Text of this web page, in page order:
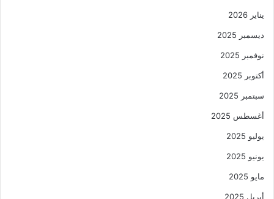
يناير 2026
ديسمبر 2025
نوفمبر 2025
أكتوبر 2025
سبتمبر 2025
أغسطس 2025
يوليو 2025
يونيو 2025
مايو 2025
أبريل 2025